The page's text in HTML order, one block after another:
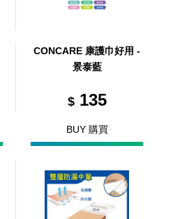
CONCARE 康護巾好用 -
景泰藍
$135
BUY 購買